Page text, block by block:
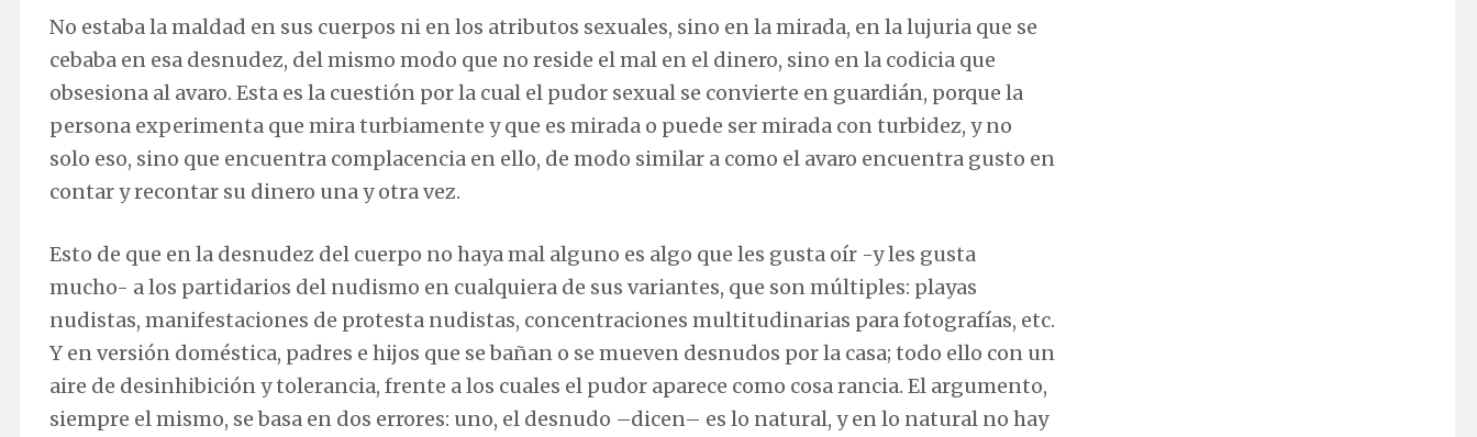
No estaba la maldad en sus cuerpos ni en los atributos sexuales, sino en la mirada, en la lujuria que se
cebaba en esa desnudez, del mismo modo que no reside el mal en el dinero, sino en la codicia que
obsesiona al avaro. Esta es la cuestión por la cual el pudor sexual se convierte en guardián, porque la
persona experimenta que mira turbiamente y que es mirada o puede ser mirada con turbidez, y no
solo eso, sino que encuentra complacencia en ello, de modo similar a como el avaro encuentra gusto en
contar y recontar su dinero una y otra vez.
Esto de que en la desnudez del cuerpo no haya mal alguno es algo que les gusta oír -y les gusta
mucho- a los partidarios del nudismo en cualquiera de sus variantes, que son múltiples: playas
nudistas, manifestaciones de protesta nudistas, concentraciones multitudinarias para fotografías, etc.
Y en versión doméstica, padres e hijos que se bañan o se mueven desnudos por la casa; todo ello con un
aire de desinhibición y tolerancia, frente a los cuales el pudor aparece como cosa rancia. El argumento,
siempre el mismo, se basa en dos errores: uno, el desnudo –dicen– es lo natural, y en lo natural no hay